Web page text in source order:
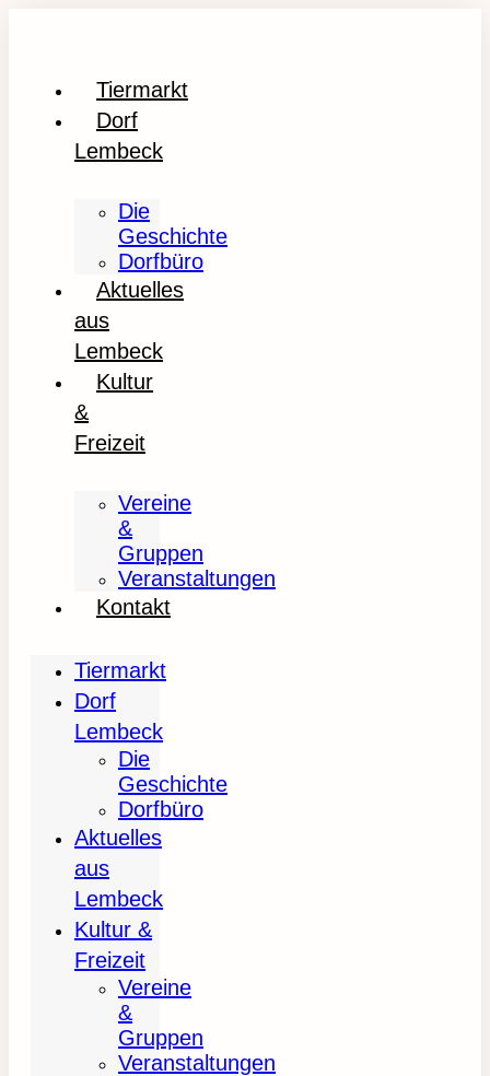
Tiermarkt
Dorf
Lembeck
Die
Geschichte
Dorfbüro
Aktuelles
aus
Lembeck
Kultur
&
Freizeit
Vereine
&
Gruppen
Veranstaltungen
Kontakt
Tiermarkt
Dorf
Lembeck
Die
Geschichte
Dorfbüro
Aktuelles
aus
Lembeck
Kultur &
Freizeit
Vereine
&
Gruppen
Veranstaltungen